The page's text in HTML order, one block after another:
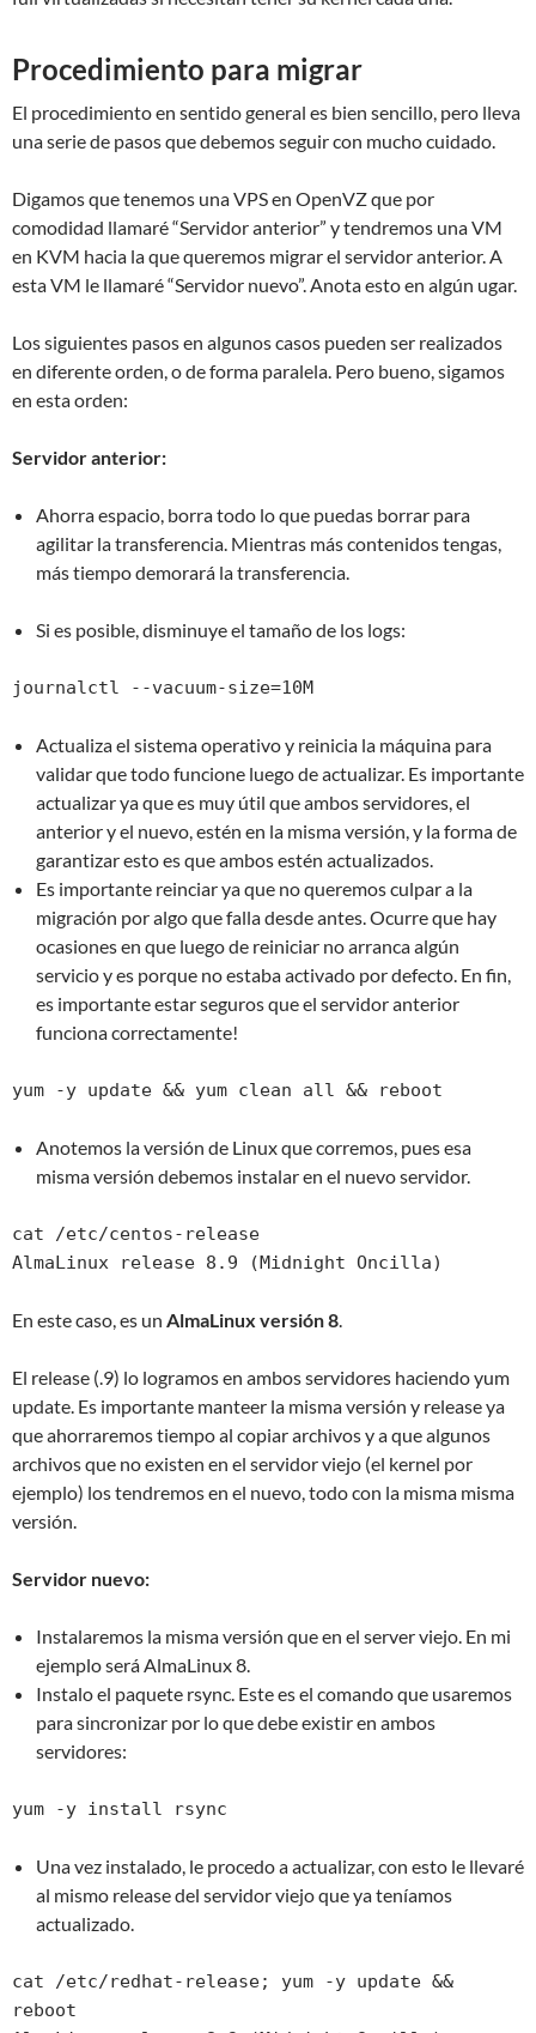
Procedimiento para migrar
El procedimiento en sentido general es bien sencillo, pero lleva
una serie de pasos que debemos seguir con mucho cuidado.
Digamos que tenemos una VPS en OpenVZ que por
comodidad llamaré “Servidor anterior” y tendremos una VM
en KVM hacia la que queremos migrar el servidor anterior. A
esta VM le llamaré “Servidor nuevo”. Anota esto en algún ugar.
Los siguientes pasos en algunos casos pueden ser realizados
en diferente orden, o de forma paralela. Pero bueno, sigamos
en esta orden:
Servidor anterior:
Ahorra espacio, borra todo lo que puedas borrar para
agilitar la transferencia. Mientras más contenidos tengas,
más tiempo demorará la transferencia.
Si es posible, disminuye el tamaño de los logs:
journalctl --vacuum-size=10M
Actualiza el sistema operativo y reinicia la máquina para
validar que todo funcione luego de actualizar. Es importante
actualizar ya que es muy útil que ambos servidores, el
anterior y el nuevo, estén en la misma versión, y la forma de
garantizar esto es que ambos estén actualizados.
Es importante reinciar ya que no queremos culpar a la
migración por algo que falla desde antes. Ocurre que hay
ocasiones en que luego de reiniciar no arranca algún
servicio y es porque no estaba activado por defecto. En fin,
es importante estar seguros que el servidor anterior
funciona correctamente!
yum -y update && yum clean all && reboot
Anotemos la versión de Linux que corremos, pues esa
misma versión debemos instalar en el nuevo servidor.
cat /etc/centos-release
AlmaLinux release 8.9 (Midnight Oncilla)
En este caso, es un AlmaLinux versión 8.
El release (.9) lo logramos en ambos servidores haciendo yum
update. Es importante manteer la misma versión y release ya
que ahorraremos tiempo al copiar archivos y a que algunos
archivos que no existen en el servidor viejo (el kernel por
ejemplo) los tendremos en el nuevo, todo con la misma misma
versión.
Servidor nuevo:
Instalaremos la misma versión que en el server viejo. En mi
ejemplo será AlmaLinux 8.
Instalo el paquete rsync. Este es el comando que usaremos
para sincronizar por lo que debe existir en ambos
servidores:
yum -y install rsync
Una vez instalado, le procedo a actualizar, con esto le llevaré
al mismo release del servidor viejo que ya teníamos
actualizado.
cat /etc/redhat-release; yum -y update &&
reboot